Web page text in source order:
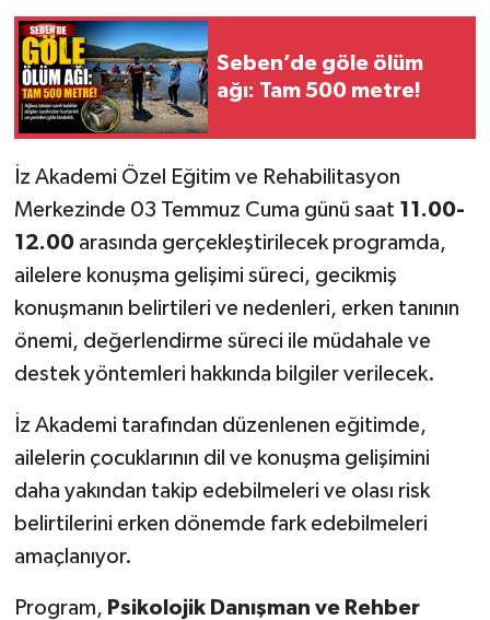
Seben’de göle ölüm
ağı: Tam 500 metre!
İz Akademi Özel Eğitim ve Rehabilitasyon
Merkezinde 03 Temmuz Cuma günü saat 11.00-
12.00arasında gerçekleştirilecek programda,
ailelere konuşma gelişimi süreci, gecikmiş
konuşmanın belirtileri ve nedenleri, erken tanının
önemi, değerlendirme süreci ile müdahale ve
destek yöntemleri hakkında bilgiler verilecek.
İz Akademi tarafından düzenlenen eğitimde,
ailelerin çocuklarının dil ve konuşma gelişimini
daha yakından takip edebilmeleri ve olası risk
belirtilerini erken dönemde fark edebilmeleri
amaçlanıyor.
Program, Psikolojik Danışman ve Rehber